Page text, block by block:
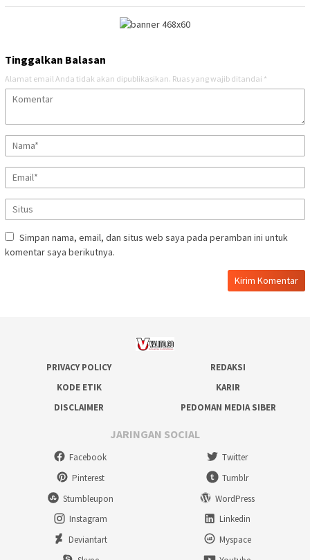
Tinggalkan Balasan
Alamat email Anda tidak akan dipublikasikan. Ruas yang wajib ditandai *
Simpan nama, email, dan situs web saya pada peramban ini untuk
komentar saya berikutnya.
PRIVACY POLICY
REDAKSI
KODE ETIK
KARIR
DISCLAIMER
PEDOMAN MEDIA SIBER
JARINGAN SOCIAL
Facebook
Twitter
Pinterest
Tumblr
Stumbleupon
WordPress
Instagram
Linkedin
Deviantart
Myspace